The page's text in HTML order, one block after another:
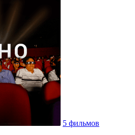
5 фильмов